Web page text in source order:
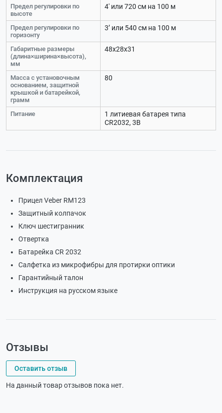
Предел регулировки по
высоте
4' или 720 см на 100 м
Предел регулировки по
горизонту
3’ или 540 см на 100 м
Габаритные размеры
(длина×ширина×высота),
мм
48х28х31
Масса с установочным
основанием, защитной
крышкой и батарейкой,
грамм
80
Питание
1 литиевая батарея типа
CR2032, 3В
Комплектация
Прицел Veber RM123
Защитный колпачок
Ключ шестигранник
Отвертка
Батарейка CR 2032
Салфетка из микрофибры для протирки оптики
Гарантийный талон
Инструкция на русском языке
Отзывы
Оставить отзыв
На данный товар отзывов пока нет.